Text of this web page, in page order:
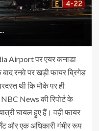
Airport पर एयर कनाडा
रनवे पर खड़ी फायर ब्रिगेड
थी कि मौके पर ही
News की रिपोर्ट के
घायल हुए हैं। वहीं फायर
और एक अधिकारी गंभीर रूप